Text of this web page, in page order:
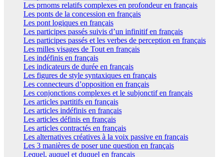
Les prnoms relatifs complexes en profondeur en français
Les ponts de la concession en français
Les pont logiques en français
Les participes passés suivis d’un infinitif en français
Les participes passés et les verbes de perception en français
Les milles visages de Tout en français
Les indéfinis en français
Les indicateurs de durée en français
Les figures de style syntaxiques en français
Les connecteurs d’opposition en français
Les conjonctions complexes et le subjonctif en français
Les articles partitifs en français
Les articles indéfinis en français
Les articles définis en français
Les articles contractés en français
Les alternatives créatives à la voix passive en français
Les 3 manières de poser une question en français
Lequel, auquel et duquel en français